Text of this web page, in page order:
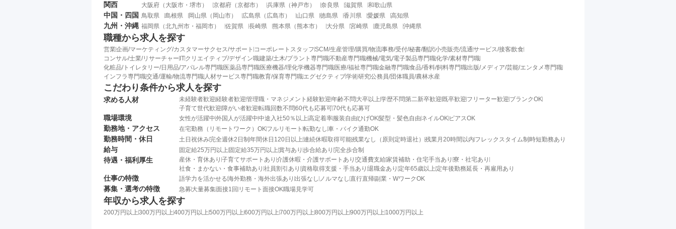
関西 大阪府 （ 大阪市 ・ 堺市） 京都府 （京都市） 兵庫県 （神戸市） 奈良県 滋賀県 和歌山県
中国・四国 鳥取県 島根県 岡山県 （ 岡山市） 広島県 （ 広島市） 山口県 徳島県 香川県 愛媛県 高知県
九州・沖縄 福岡県 （北九州市 ・ 福岡市） 佐賀県 長崎県 熊本県 （熊本市） 大分県 宮崎県 鹿児島県 沖縄県
職種から求人を探す
営業企画/マーケティング/カスタマーサクセス/サポート コーポレートスタッフSCM/生産管理/購買/物流事務/受付/秘書/翻訳小売販売/流通サービス/接客飲食
コンサル/士業/リサーチャー ITクリエイティブ/デザイン職建築/土木/プラント専門職不動産専門職機械/電気/電子製品専門職化学/素材専門職
化粧品/トイレタリー/日用品/アパレル専門職 医薬品専門職 医療機器/理化学機器専門職 医療/福祉専門職金融専門職食品/香料/飼料専門職出版/メディア/芸能/エンタメ専門職
インフラ専門職交通/運輸/物流専門職 人材サービス専門職教育/保育専門職エグゼクティブ学術研究公務員/団体職員/農林水産
こだわり条件から求人を探す
求める人材 未経験者歓迎経験者歓迎管理職・マネジメント経験歓迎年齢不問 大卒以上学歴不問第二新卒歓迎 既卒歓迎 フリーター歓迎 ブランクOK
子育て世代歓迎 障がい者歓迎転職回数不問60代も応募可70代も応募可
職場環境 女性が活躍中外国人が活躍中中途入社50％以上高定着率服装自由ひげOK髪型・髪色自由 ネイルOK ピアスOK
勤務地・アクセス 在宅勤務（リモートワーク）OK フルリモート 転勤なし 車・バイク通勤OK
勤務時間・休日 土日祝休み完全週休2日制年間休日120日以上連続休暇取得可能残業なし（原則定時退社） 残業月20時間以内 フレックスタイム制時短勤務あり
給与 固定給25万円以上 固定給35万円以上賞与あり 歩合給あり 完全歩合制
待遇・福利厚生 産休・育休あり 子育てサポートあり 介護休暇・介護サポートあり 交通費支給家賃補助・住宅手当あり 寮・社宅あり
社食・まかない・食事補助あり 社員割引あり 資格取得支援・手当あり 退職金あり 定年65歳以上 定年後勤務延長・再雇用あり
仕事の特徴 語学力を活かせる海外勤務・海外出張あり 出張なし ノルマなし 直行直帰副業・WワークOK
募集・選考の特徴 急募 大量募集面接1回 リモート面接OK職場見学可
年収から求人を探す
200万円以上300万円以上400万円以上500万円以上600万円以上700万円以上800万円以上900万円以上 1000万円以上